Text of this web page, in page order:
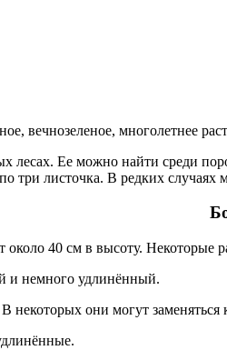
вечнозеленое, многолетнее
лесах. Ее можно найти среди
три листочка. В редких случаях
около 40 см в высоту.
и немного удлинённый.
некоторых они могут заменяться